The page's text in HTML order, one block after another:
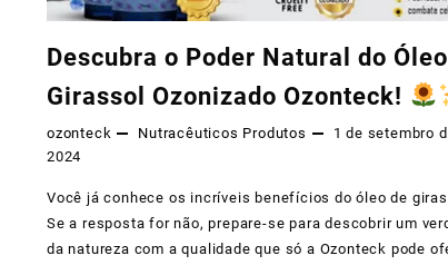
Você
Pode
Fazer!
Descubra o Poder Natural do
Girassol Ozonizado Ozonteck!
ozonteck Nutracêuticos Produtos
1 de setembro
2024
Você já conhece os incríveis benefícios do óleo de
Se a resposta for não, prepare-se para descobrir um
da natureza com a qualidade que só a Ozonteck pode